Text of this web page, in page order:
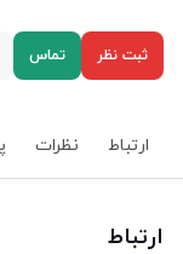
ثبت نظر تماس
ارتباط نظرات
ارتباط